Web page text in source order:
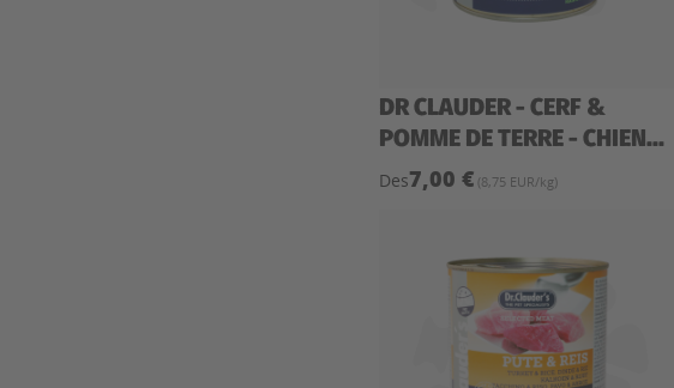
DR CLAUDER - CERF &
POMME DE TERRE - CHIEN...
Des7,00 € (8,75 EUR/kg)